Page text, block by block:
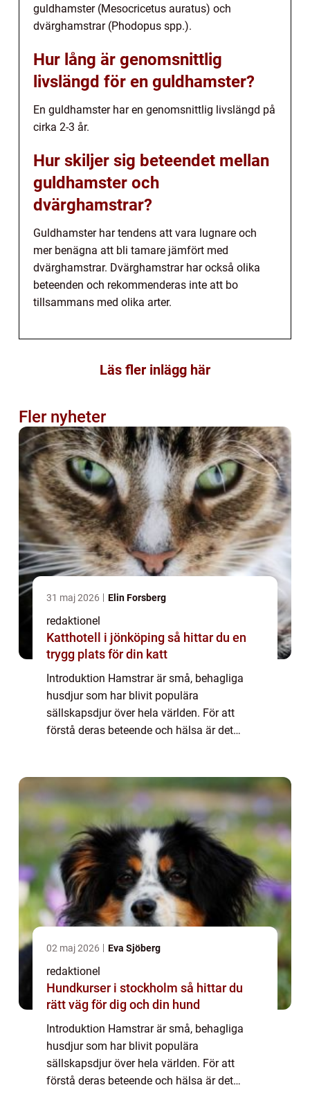
guldhamster (Mesocricetus auratus) och
dvärghamstrar (Phodopus spp.).
Hur lång är genomsnittlig
livslängd för en guldhamster?
En guldhamster har en genomsnittlig livslängd på
cirka 2-3 år.
Hur skiljer sig beteendet mellan
guldhamster och
dvärghamstrar?
Guldhamster har tendens att vara lugnare och
mer benägna att bli tamare jämfört med
dvärghamstrar. Dvärghamstrar har också olika
beteenden och rekommenderas inte att bo
tillsammans med olika arter.
Läs fler inlägg här
Fler nyheter
31 maj 2026 Elin Forsberg
redaktionel
Katthotell i jönköping så hittar du en
trygg plats för din katt
Introduktion Hamstrar är små, behagliga
husdjur som har blivit populära
sällskapsdjur över hela världen. För att
förstå deras beteende och hälsa är det
02 maj 2026 Eva Sjöberg
redaktionel
Hundkurser i stockholm så hittar du
rätt väg för dig och din hund
Introduktion Hamstrar är små, behagliga
husdjur som har blivit populära
sällskapsdjur över hela världen. För att
förstå deras beteende och hälsa är det